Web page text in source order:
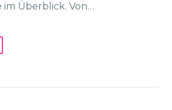
Überblick. Von…